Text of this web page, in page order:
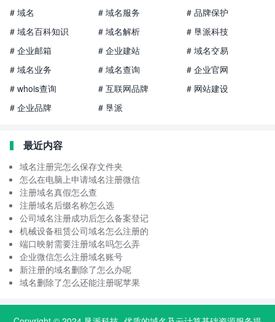
# 域名
# 域名服务
# 品牌保护
# 域名百科知识
# 域名解析
# 垦派科技
# 企业邮箱
# 企业建站
# 域名交易
# 域名业务
# 域名查询
# 企业官网
# whois查询
# 互联网品牌
# 网站建设
# 企业品牌
# 垦派
最近内容
域名注册完怎么保存文件夹
怎么在电脑上申请域名注册微信
注册域名真假怎么查
注册域名后缀名称怎么选
公司域名注册成功后怎么备案登记
机械设备租赁公司域名怎么注册的
端口映射需要注册域名吗怎么弄
企业微信怎么注册域名账号
新注册的域名删除了怎么办呢
域名删除了怎么还能注册呢苹果